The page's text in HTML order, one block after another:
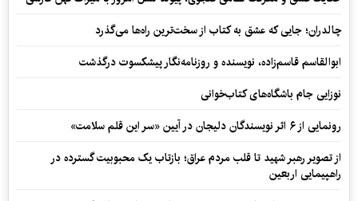
چالدران؛ جایی که عشق به کتاب از سخت‌ترین راه‌ها می‌گذرد
ابوالقاسم قاسم‌زاده، نویسنده و روزنامه‌نگار پیشکسوت درگذشت
نوزایی جام باشگاه‌های کتاب‌خوانی
رونمایی از ۶ اثر نویسندگان دلیجان در آیین «سر این قلم سلامت»
از تصویر رهبر شهید تا قلب مردم عراق؛ بازتاب یک محبوبیت گسترده در
راهپیمایی اربعین